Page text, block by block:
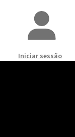
Iniciar sessão